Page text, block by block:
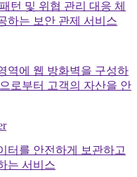
턴 및 위협 관리 대응 체
하는 보안 관제 서비스
역에 웹 방화벽을 구성하
로부터 고객의 자산을 안
터를 안전하게 보관하고
는 서비스